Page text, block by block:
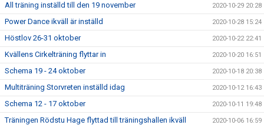
All träning inställd till den 19 november 2020-10-29 20:28
Power Dance ikväll är inställd 2020-10-28 15:24
Höstlov 26-31 oktober 2020-10-22 22:41
Kvällens Cirkelträning flyttar in 2020-10-20 16:51
Schema 19 - 24 oktober 2020-10-18 20:38
Multiträning Storvreten inställd idag 2020-10-12 16:43
Schema 12 - 17 oktober 2020-10-11 19:48
Träningen Rödstu Hage flyttad till träningshallen ikväll 2020-10-06 16:59